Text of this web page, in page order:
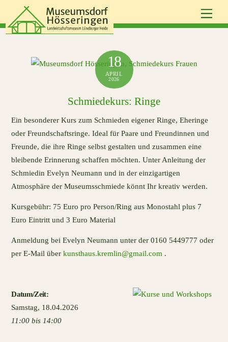
content
18
APRIL
2026
Schmiedekurs: Ringe
Ein besonderer Kurs zum Schmieden eigener Ringe, Eheringe
oder Freundschaftsringe. Ideal für Paare und Freundinnen und
Freunde, die ihre Ringe selbst gestalten und zusammen eine
bleibende Erinnerung schaffen möchten. Unter Anleitung der
Schmiedin Evelyn Neumann und in der einzigartigen
Atmosphäre der Museumsschmiede könnt Ihr kreativ werden.
Kursgebühr: 75 Euro pro Person/Ring aus Monostahl plus 7
Euro Eintritt und 3 Euro Material
Anmeldung bei Evelyn Neumann unter der 0160 5449777 oder
per E-Mail überkunsthaus.kremlin@gmail.com .
Datum/Zeit:
Samstag, 18.04.2026
11:00 bis 14:00